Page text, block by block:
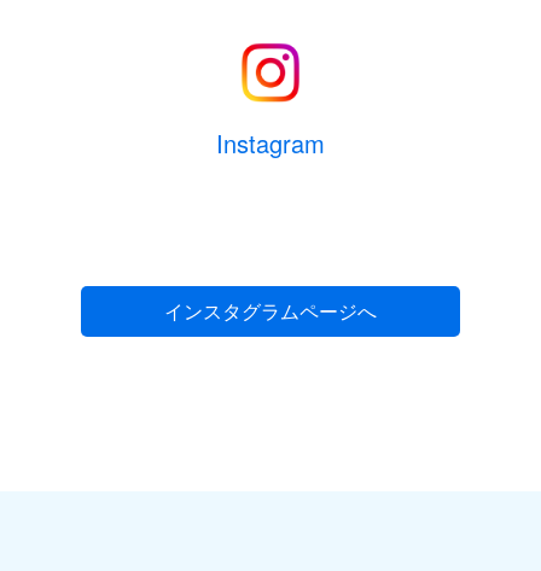
Instagram
インスタグラムページへ